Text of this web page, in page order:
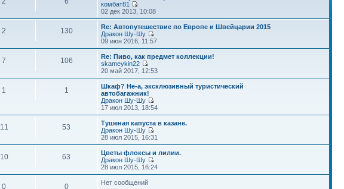
комбат81
02 дек 2013, 10:08
2 130
Re: Автопутешествие по Европе и Швейцарии 2015
Дракон Шу-Шу
09 июн 2016, 11:57
7 106
Re: Пиво, как предмет коллекции!
skameykin22
20 май 2017, 12:53
1 1
Шкаф? Не-а, эксклюзивный туристический
автобагажник!
Дракон Шу-Шу
17 июл 2013, 18:54
11 53
Тушеная капуста в казане.
Дракон Шу-Шу
28 июл 2015, 16:31
10 63
Цветы флоксы и лилии.
Дракон Шу-Шу
28 июл 2015, 16:24
0 0 Нет сообщений